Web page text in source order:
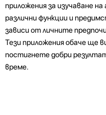
приложения за изучаване
различни функции и
зависи от личните
Тези приложения обаче ще
постигнете добри
време.